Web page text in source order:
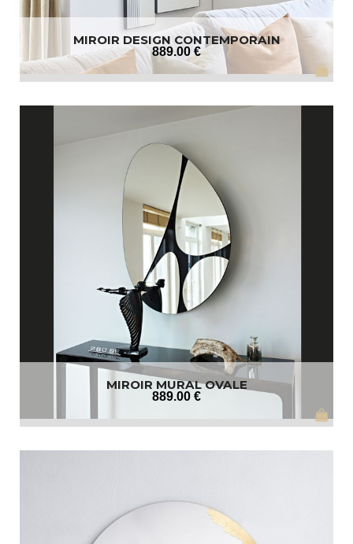
MIROIR DESIGN CONTEMPORAIN
889.00 €
MIROIR MURAL OVALE
889.00 €